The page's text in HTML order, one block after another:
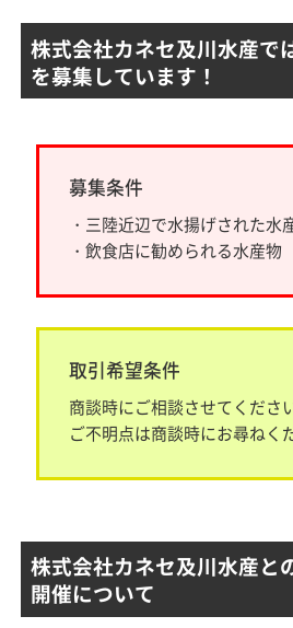
株式会社カネセ及川水産で
を募集しています！
募集条件
・三陸近辺で水揚げされた水
・飲食店に勧められる水産物
取引希望条件
商談時にご相談させてください
ご不明点は商談時にお尋ねく
株式会社カネセ及川水産と
開催について